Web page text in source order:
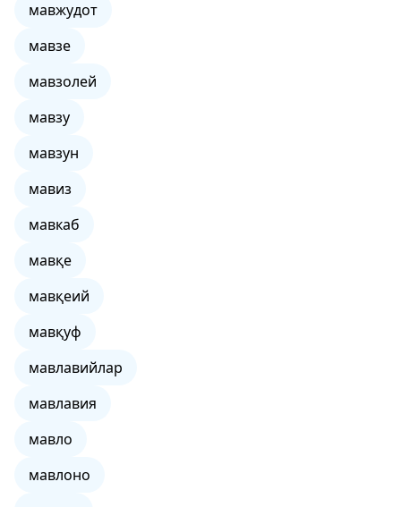
мавжудот
мавзе
мавзолей
мавзу
мавзун
мавиз
мавкаб
мавқе
мавқеий
мавқуф
мавлавийлар
мавлавия
мавло
мавлоно